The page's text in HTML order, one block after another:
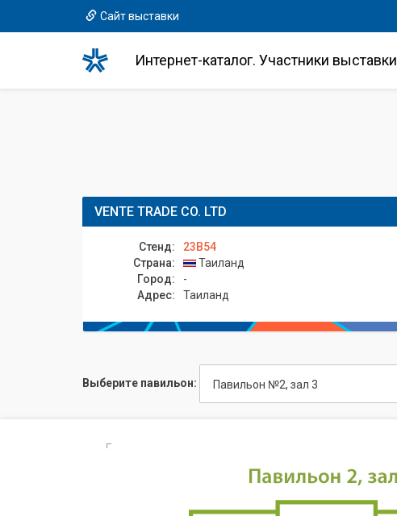
Сайт выставки
Интернет-каталог. Участники выставки
VENTE TRADE CO. LTD
Стенд:
23B54
Страна:
Таиланд
Город:
-
Адрес:
Таиланд
Выберите павильон: Павильон №2, зал 3